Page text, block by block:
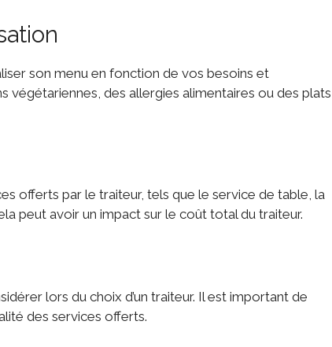
son menu en fonction de vos besoins et
végétariennes, des allergies alimentaires ou des plats
offerts par le traiteur, tels que le service de table, la
peut avoir un impact sur le coût total du traiteur.
lors du choix d’un traiteur. Il est important de
des services offerts.